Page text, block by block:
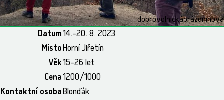
dobrovolnickáprázdninová
Datum14.–20. 8. 2023
MístoHorní Jiřetín
Věk15–26 let
Cena1200/1000
Kontaktní osobaBlonďák